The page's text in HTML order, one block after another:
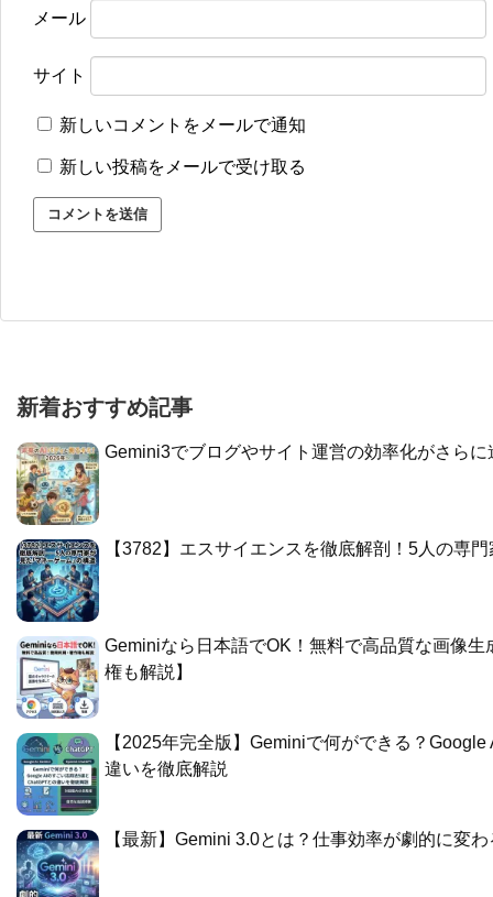
メール
サイト
新しいコメントをメールで通知
新しい投稿をメールで受け取る
新着おすすめ記事
Gemini3でブログやサイト運営の効率化がさらに
【3782】エスサイエンスを徹底解剖！5人の専
Geminiなら日本語でOK！無料で高品質な画像
権も解説】
【2025年完全版】Geminiで何ができる？
違いを徹底解説
【最新】Gemini 3.0とは？仕事効率が劇的に変